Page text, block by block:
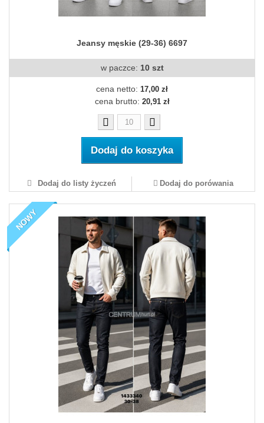
Jeansy męskie (29-36) 6697
w paczce: 10 szt
cena netto: 17,00 zł
cena brutto: 20,91 zł
Dodaj do koszyka
Dodaj do listy życzeń Dodaj do porówania
NOWY